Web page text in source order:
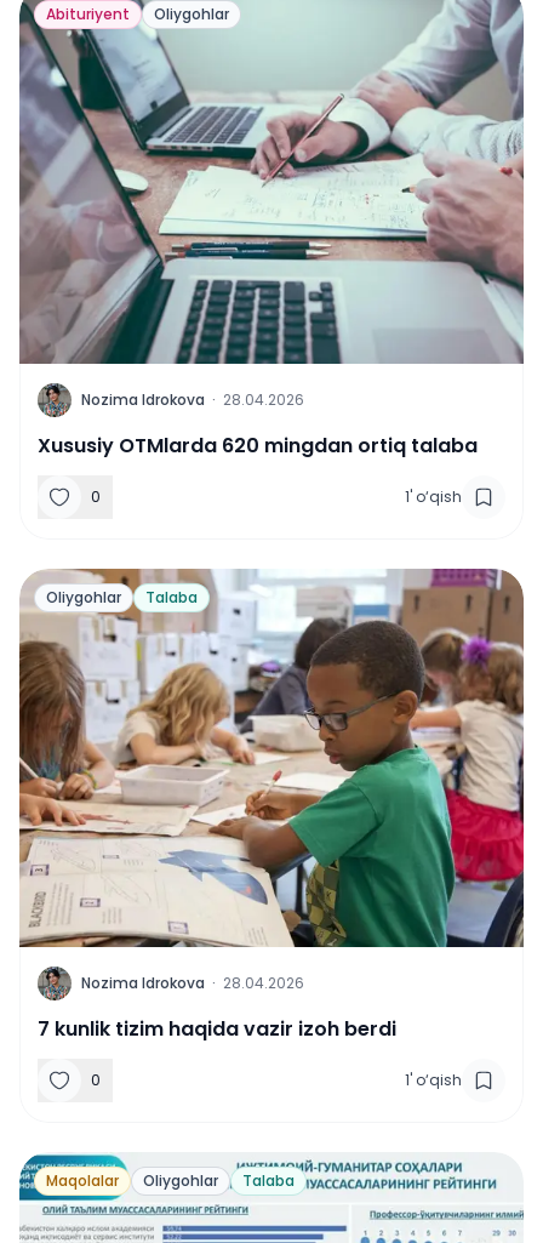
Abituriyent Oliygohlar
N Nozima Idrokova · 28.04.2026
Xususiy OTMlarda 620 mingdan ortiq talaba
0 1' o‘qish
Oliygohlar Talaba
N Nozima Idrokova · 28.04.2026
7 kunlik tizim haqida vazir izoh berdi
0 1' o‘qish
Maqolalar Oliygohlar Talaba